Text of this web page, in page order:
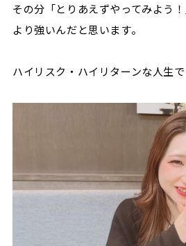
その分「とりあえずやってみよう
より強いんだと思います。
ハイリスク・ハイリターンな人生で